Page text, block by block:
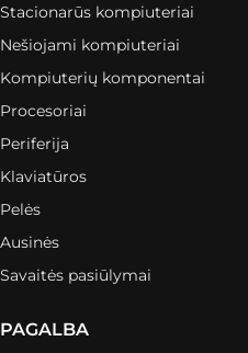
Stacionarūs kompiuteriai
Nešiojami kompiuteriai
Kompiuterių komponentai
Procesoriai
Periferija
Klaviatūros
Pelės
Ausinės
Savaitės pasiūlymai
PAGALBA